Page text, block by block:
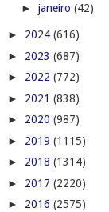
► janeiro (42)
► 2024 (616)
► 2023 (687)
► 2022 (772)
► 2021 (838)
► 2020 (987)
► 2019 (1115)
► 2018 (1314)
► 2017 (2220)
► 2016 (2575)